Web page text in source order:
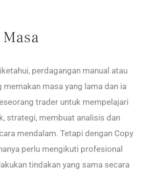
perdagangan manual atau
memakan masa yang lama dan ia
trader untuk mempelajari
strategi, membuat analisis dan
mendalam. Tetapi dengan Copy
perlu mengikuti profesional
tindakan yang sama secara